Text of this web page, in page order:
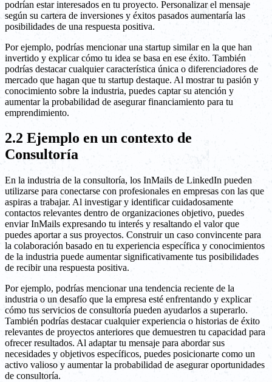
podrían estar interesados en tu proyecto. Personalizar el mensaje
según su cartera de inversiones y éxitos pasados aumentaría las
posibilidades de una respuesta positiva.
Por ejemplo, podrías mencionar una startup similar en la que han
invertido y explicar cómo tu idea se basa en ese éxito. También
podrías destacar cualquier característica única o diferenciadores de
mercado que hagan que tu startup destaque. Al mostrar tu pasión y
conocimiento sobre la industria, puedes captar su atención y
aumentar la probabilidad de asegurar financiamiento para tu
emprendimiento.
2.2 Ejemplo en un contexto de
Consultoría
En la industria de la consultoría, los InMails de LinkedIn pueden
utilizarse para conectarse con profesionales en empresas con las que
aspiras a trabajar. Al investigar y identificar cuidadosamente
contactos relevantes dentro de organizaciones objetivo, puedes
enviar InMails expresando tu interés y resaltando el valor que
puedes aportar a sus proyectos. Construir un caso convincente para
la colaboración basado en tu experiencia específica y conocimientos
de la industria puede aumentar significativamente tus posibilidades
de recibir una respuesta positiva.
Por ejemplo, podrías mencionar una tendencia reciente de la
industria o un desafío que la empresa esté enfrentando y explicar
cómo tus servicios de consultoría pueden ayudarlos a superarlo.
También podrías destacar cualquier experiencia o historias de éxito
relevantes de proyectos anteriores que demuestren tu capacidad para
ofrecer resultados. Al adaptar tu mensaje para abordar sus
necesidades y objetivos específicos, puedes posicionarte como un
activo valioso y aumentar la probabilidad de asegurar oportunidades
de consultoría.